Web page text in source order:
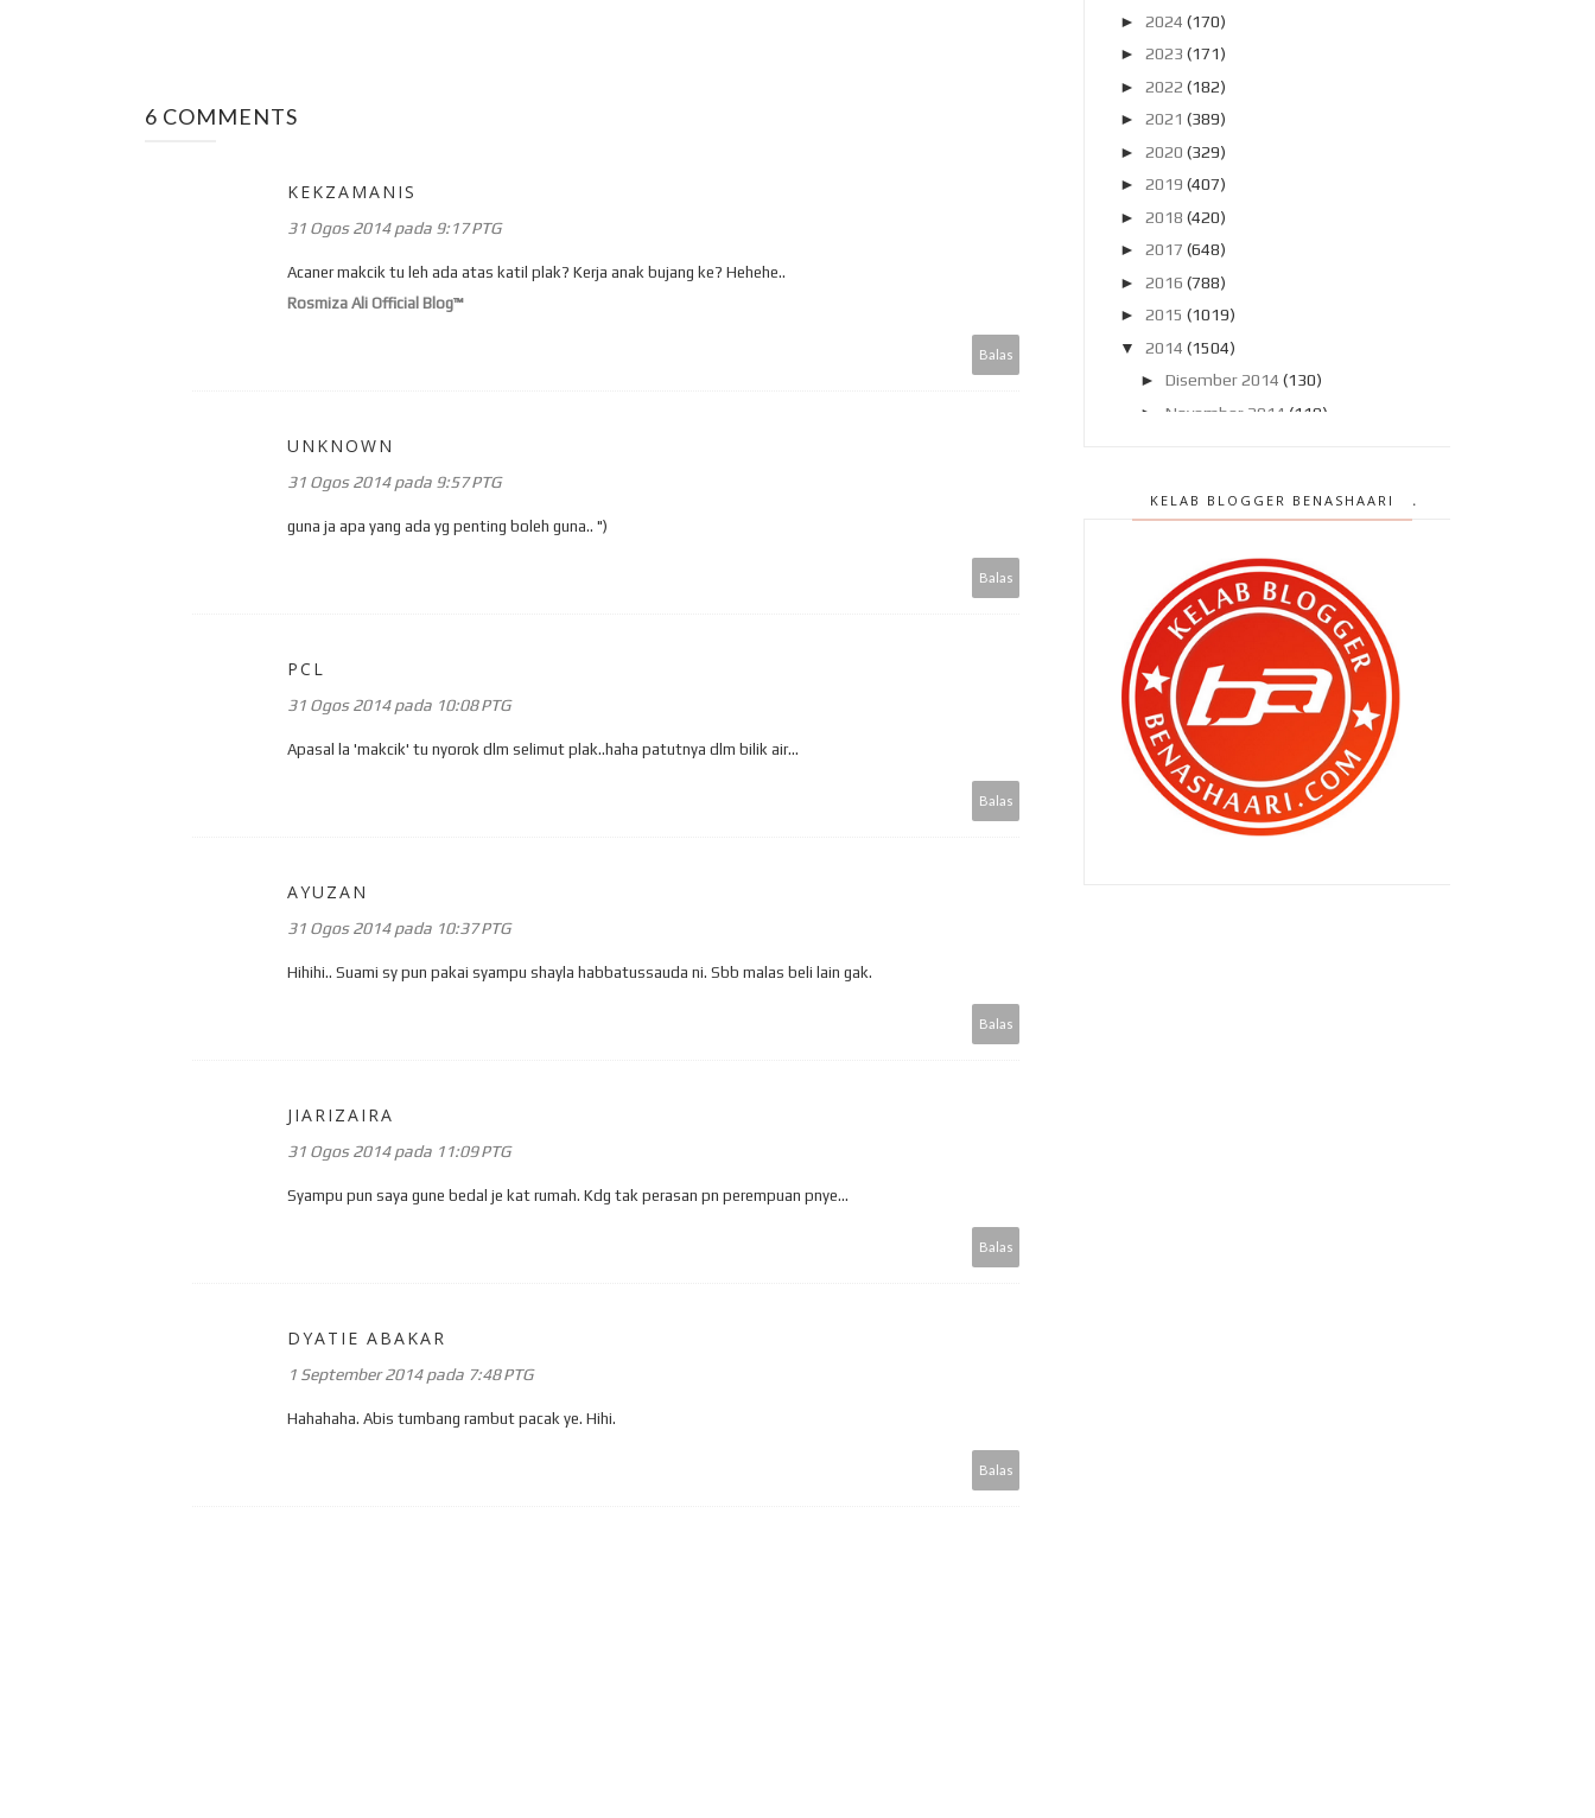
6 COMMENTS
KEKZAMANIS
31 Ogos 2014 pada 9:17 PTG
Acaner makcik tu leh ada atas katil plak? Kerja anak bujang ke? Hehehe..
Rosmiza Ali Official Blog™
Balas
UNKNOWN
31 Ogos 2014 pada 9:57 PTG
guna ja apa yang ada yg penting boleh guna.. ")
Balas
PCL
31 Ogos 2014 pada 10:08 PTG
Apasal la 'makcik' tu nyorok dlm selimut plak..haha patutnya dlm bilik air...
Balas
AYUZAN
31 Ogos 2014 pada 10:37 PTG
Hihihi.. Suami sy pun pakai syampu shayla habbatussauda ni. Sbb malas beli lain gak.
Balas
JIARIZAIRA
31 Ogos 2014 pada 11:09 PTG
Syampu pun saya gune bedal je kat rumah. Kdg tak perasan pn perempuan pnye...
Balas
DYATIE ABAKAR
1 September 2014 pada 7:48 PTG
Hahahaha. Abis tumbang rambut pacak ye. Hihi.
Balas
► 2024 (170)
► 2023 (171)
► 2022 (182)
► 2021 (389)
► 2020 (329)
► 2019 (407)
► 2018 (420)
► 2017 (648)
► 2016 (788)
► 2015 (1019)
▼
2014 (1504)
► Disember 2014 (130)
► November 2014 (119)
▼ Ogos 2014(119)
Bila cari dengan lubang hidung !
Nasi lemak dan Paris !
Kalau anak aku ..
Selamat Merdekakan Diri Kita !!
Slot Akasia ‘ Maaf Jika Aku Tak
Sempurna ‘
Bila dua lelaki bersantai
KELAB BLOGGER BENASHAARI